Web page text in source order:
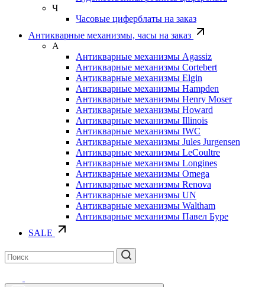
Ч
Часовые циферблаты на заказ
Антикварные механизмы, часы на заказ
А
Антикварные механизмы Agassiz
Антикварные механизмы Cortebert
Антикварные механизмы Elgin
Антикварные механизмы Hampden
Антикварные механизмы Henry Moser
Антикварные механизмы Howard
Антикварные механизмы Illinois
Антикварные механизмы IWC
Антикварные механизмы Jules Jurgensen
Антикварные механизмы LeCoultre
Антикварные механизмы Longines
Антикварные механизмы Omega
Антикварные механизмы Renova
Антикварные механизмы UN
Антикварные механизмы Waltham
Антикварные механизмы Павел Буре
SALE